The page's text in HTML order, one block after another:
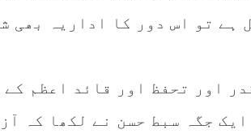
ہے تو اس دور کا اداریہ بھی
اور تحفظ اور قائد اعظم کے
جگہ سبط حسن نے لکھا کہ